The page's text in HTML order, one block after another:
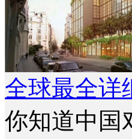
全球最全详
你知道中国